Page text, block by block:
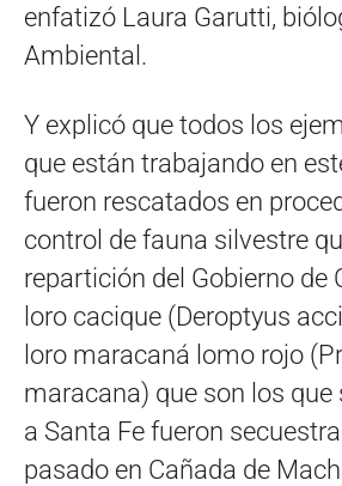
enfatizó Laura Garutti,
Ambiental.
Y explicó que todos los
que están trabajando en
fueron rescatados en
control de fauna silvestre
repartición del Gobierno de
loro cacique (Deroptyus
loro maracaná lomo rojo
maracana) que son los que
a Santa Fe fueron
pasado en Cañada de